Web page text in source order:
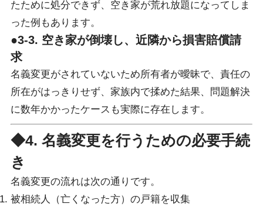
たために処分できず、空き家が荒れ放題になってしま
った例もあります。
●3-3. 空き家が倒壊し、近隣から損害賠償請
求
名義変更がされていないため所有者が曖昧で、責任の
所在がはっきりせず、家族内で揉めた結果、問題解決
に数年かかったケースも実際に存在します。
◆4. 名義変更を行うための必要手続
き
名義変更の流れは次の通りです。
被相続人（亡くなった方）の戸籍を収集